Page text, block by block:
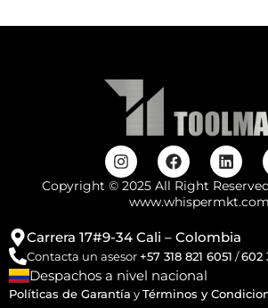
Copyright © 2025 All Right
www.whispermkt.com
Carrera 17#9-34 Cali – Colombia
Contacta un asesor+57 318 821 6051 /602
Despachos a nivel nacional
Políticas de Garantía yTérminos y